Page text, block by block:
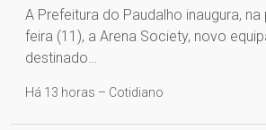
A Prefeitura do Paudalho inaugura,
feira (11), a Arena Society, novo
destinado…
Há 13 horas – Cotidiano